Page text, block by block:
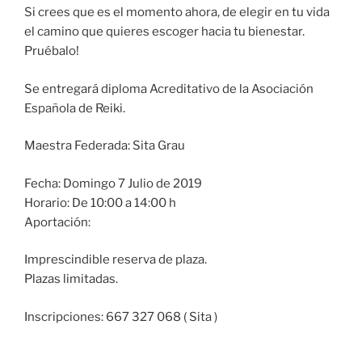
Si crees que es el momento ahora, de elegir en tu vida
el camino que quieres escoger hacia tu bienestar.
Pruébalo!
Se entregará diploma Acreditativo de la Asociación
Española de Reiki.
Maestra Federada: Sita Grau
Fecha: Domingo 7 Julio de 2019
Horario: De 10:00 a 14:00 h
Aportación:
Imprescindible reserva de plaza.
Plazas limitadas.
Inscripciones: 667 327 068 ( Sita )